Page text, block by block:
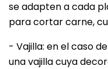
se adapten a cada
para cortar carne,
- Vajilla: en el caso
una vajilla cuya